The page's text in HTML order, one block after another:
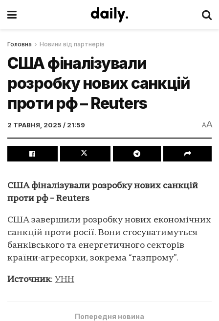
Головна Новини від партнерів
США фіналізували
розробку нових санкцій
проти рф – Reuters
2 ТРАВНЯ, 2025 / 21:59 AA
США фіналізували розробку нових санкцій
проти рф – Reuters
США завершили розробку нових економічних
санкцій проти росії. Вони стосуватимуться
банківського та енергетичного секторів
країни-агресорки, зокрема “газпрому”.
Источник: УНН
Попередня новина